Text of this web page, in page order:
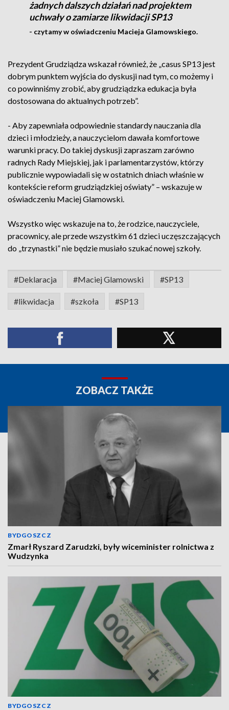
żadnych dalszych działań nad projektem
uchwały o zamiarze likwidacji SP13
- czytamy w oświadczeniu Macieja Glamowskiego.
Prezydent Grudziądza wskazał również, że „casus SP13 jest
dobrym punktem wyjścia do dyskusji nad tym, co możemy i
co powinniśmy zrobić, aby grudziądzka edukacja była
dostosowana do aktualnych potrzeb”.
- Aby zapewniała odpowiednie standardy nauczania dla
dzieci i młodzieży, a nauczycielom dawała komfortowe
warunki pracy. Do takiej dyskusji zapraszam zarówno
radnych Rady Miejskiej, jak i parlamentarzystów, którzy
publicznie wypowiadali się w ostatnich dniach właśnie w
kontekście reform grudziądzkiej oświaty” – wskazuje w
oświadczeniu Maciej Glamowski.
Wszystko więc wskazuje na to, że rodzice, nauczyciele,
pracownicy, ale przede wszystkim 61 dzieci uczęszczających
do „trzynastki” nie będzie musiało szukać nowej szkoły.
#Deklaracja #Maciej Glamowski #SP13
#likwidacja #szkoła #SP13
ZOBACZ TAKŻE
BYDGOSZCZ
Zmarł Ryszard Zarudzki, były wiceminister rolnictwa z
Wudzynka
BYDGOSZCZ